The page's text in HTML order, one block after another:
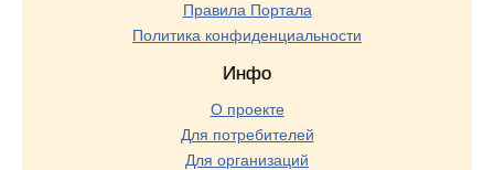
Правила Портала
Политика конфиденциальности
Инфо
О проекте
Для потребителей
Для организаций